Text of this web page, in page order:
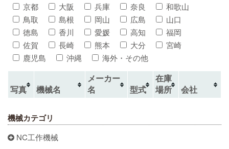
京都
大阪 兵庫 奈良
和歌山
鳥取
島根 岡山 広島
山口
徳島
香川 愛媛 高知
福岡
佐賀
長崎 熊本 大分
宮崎
鹿児島
沖縄 海外・その他
写真 機械名
メーカー
名
型式
在庫
場所
会社
機械カテゴリ
NC工作機械